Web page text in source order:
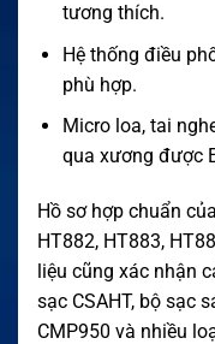
tương thích.
Hệ thống điều
phù hợp.
Micro loa, tai
qua xương được
Hồ sơ hợp chuẩn
HT882, HT883,
liệu cũng xác nhận
sạc CSAHT, bộ sạc
CMP950 và nhiều